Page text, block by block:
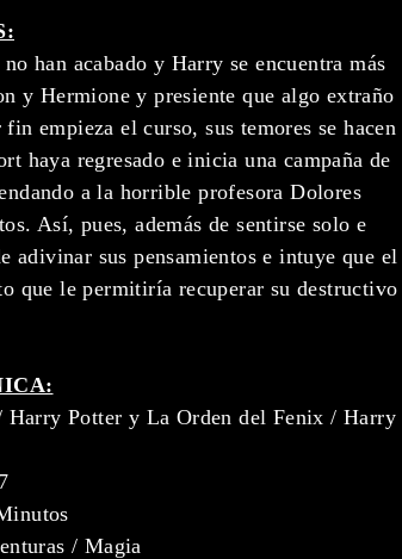
han acabado y Harry se encuentra más
y Hermione y presiente que algo extraño
empieza el curso, sus temores se hacen
haya regresado e inicia una campaña de
a la horrible profesora Dolores
Así, pues, además de sentirse solo e
adivinar sus pensamientos e intuye que el
que le permitiría recuperar su destructivo
Potter y La Orden del Fenix / Harry
/ Magia